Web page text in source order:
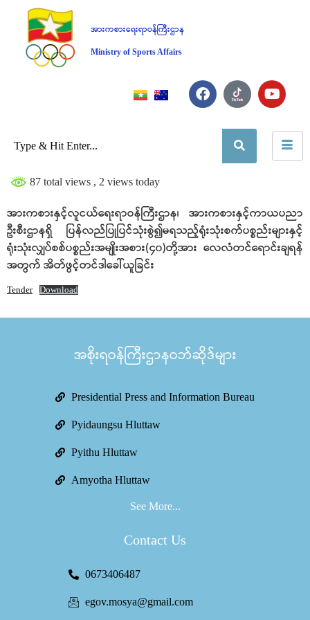
အားကစားရေးရာဝန်ကြီးဌာန
Ministry of Sports Affairs
87 total views , 2 views today
အားကစားနှင့်လူငယ်ရေးရာဝန်ကြီးဌာန၊ အားကစားနှင့်ကာယပညာ
ဦးစီးဌာနရှိ ပြန်လည်ပြုပြင်သုံးစွဲ၍မရသည့်ရုံးသုံးစက်ပစ္စည်းများနှင့်
ရုံးသုံးလျှပ်စစ်ပစ္စည်းအမျိုးအစား(၄၀)တို့အား လေလံတင်ရောင်းချရန်
အတွက် အိတ်ဖွင့်တင်ဒါခေါ်ယူခြင်း
Tender Download
အစိုးရဝန်ကြီးဌာနဝဘ်ဆိုဒ်များ
Presidential Press and Information Bureau
Pyidaungsu Hluttaw
Pyithu Hluttaw
Amyotha Hluttaw
See More...
Contact Us
0673406487
egov.mosya@gmail.com